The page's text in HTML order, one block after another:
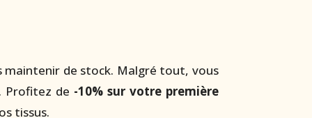
maintenir de stock. Malgré tout, vous
Profitez de -10% sur votre première
tissus.